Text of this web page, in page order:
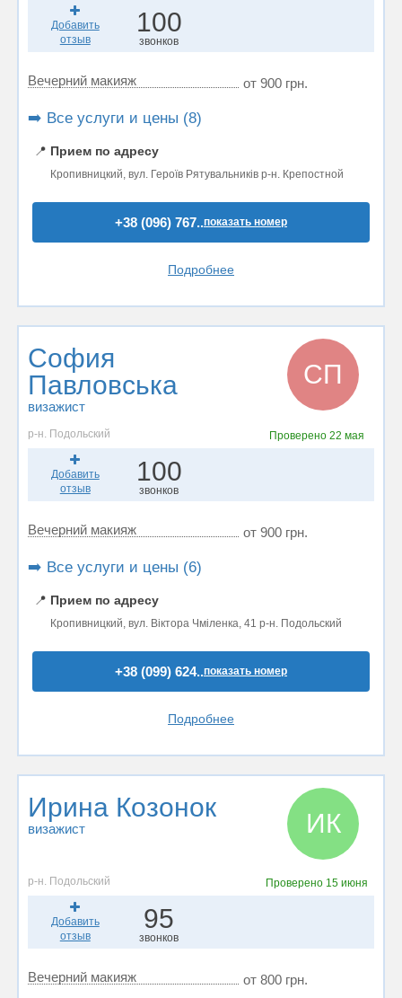
Добавить
отзыв
100
звонков
Вечерний макияж от 900 грн.
➡️ Все услуги и цены (8)
📍 Прием по адресу
Кропивницкий, вул. Героїв Рятувальників р-н. Крепостной
+38 (096) 767..показать номер
Подробнее
София
Павловська
визажист
СП
р-н. Подольский Проверено 22 мая
Добавить
отзыв
100
звонков
Вечерний макияж от 900 грн.
➡️ Все услуги и цены (6)
📍 Прием по адресу
Кропивницкий, вул. Віктора Чміленка, 41 р-н. Подольский
+38 (099) 624..показать номер
Подробнее
Ирина Козонок
визажист ИК
р-н. Подольский Проверено 15 июня
Добавить
отзыв
95
звонков
Вечерний макияж от 800 грн.